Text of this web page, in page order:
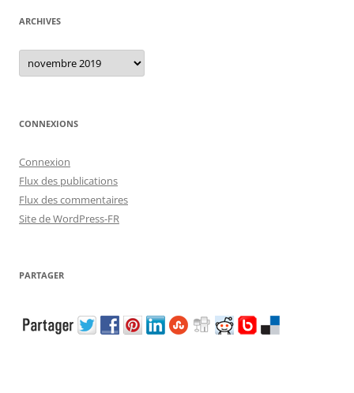
ARCHIVES
Archives
CONNEXIONS
Connexion
Flux des publications
Flux des commentaires
Site de WordPress-FR
PARTAGER